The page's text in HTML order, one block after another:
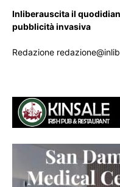
Inliberauscita il
pubblicità invasiva
Redazione